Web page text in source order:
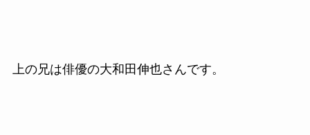
上の兄は俳優の大和田伸也さんです。